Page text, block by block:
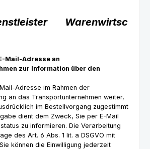
Warenwirtsc
Mail-Adresse an
zur Information über den
Adresse im Rahmen der
an das Transportunternehmen weiter,
im Bestellvorgang zugestimmt
dient dem Zweck, Sie per E-Mail
zu informieren. Die Verarbeitung
des Art. 6 Abs. 1 lit. a DSGVO mit
können die Einwilligung jederzeit